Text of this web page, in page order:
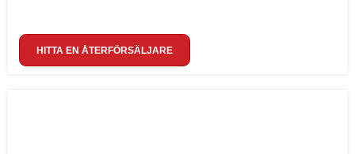
HITTA EN ÅTERFÖRSÄLJARE